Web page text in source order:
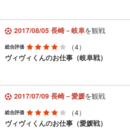
2017/08/05 長崎－岐阜を観戦
総合評価
（4）
ヴィヴィくんのお仕事（岐阜戦）
2017/07/09 長崎－愛媛を観戦
総合評価
（4）
ヴィヴィくんのお仕事（愛媛戦）